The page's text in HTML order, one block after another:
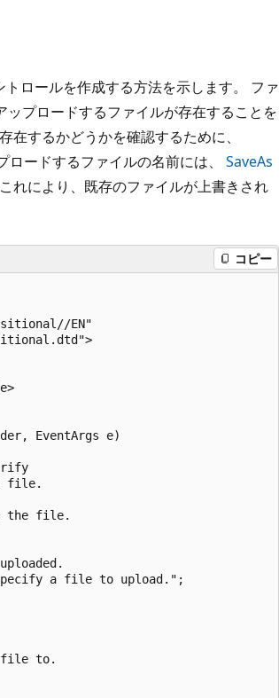
トロールを作成する方法を示します。 ファ
ップロードするファイルが存在することを
するかどうかを確認するために、
ードするファイルの名前には、 SaveAs
れにより、既存のファイルが上書きされ
コピー
EN"
EventArgs e)
file.
the file.
a file to upload.";
to.